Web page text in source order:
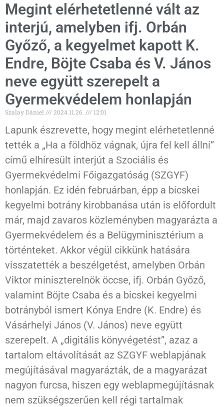
Megint elérhetetlenné vált az
interjú, amelyben ifj. Orbán
Győző, a kegyelmet kapott K.
Endre, Böjte Csaba és V. János
neve együtt szerepelt a
Gyermekvédelem honlapján
Szalay Dániel 2024.11.26. 12:01
Lapunk észrevette, hogy megint elérhetetlenné
tették a „Ha a földhöz vágnak, újra fel kell állni”
című elhíresült interjút a Szociális és
Gyermekvédelmi Főigazgatóság (SZGYF)
honlapján. Ez idén februárban, épp a bicskei
kegyelmi botrány kirobbanása után is előfordult
már, majd zavaros közleményben magyarázta a
Gyermekvédelem és a Belügyminisztérium a
történteket. Akkor végül cikkünk hatására
visszatették a beszélgetést, amelyben Orbán
Viktor miniszterelnök öccse, ifj. Orbán Győző,
valamint Böjte Csaba és a bicskei kegyelmi
botrányból ismert Kónya Endre (K. Endre) és
Vásárhelyi János (V. János) neve együtt
szerepelt. A „digitális könyvégetést”, azaz a
tartalom eltávolítását az SZGYF weblapjának
megújításával magyarázták, de a magyarázat
nagyon furcsa, hiszen egy weblapmegújításnak
nem szükségszerűen kell régi tartalmak